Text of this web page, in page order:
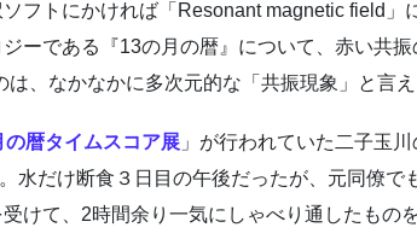
フトにかければ「Resonant magnetic field」
ーである『13の月の暦』について、赤い共
、なかなかに多次元的な「共振現象」と言え
の暦タイムスコア展 」が行われていた二子玉
水だけ断食３日目の午後だったが、元同僚で
けて、2時間余り一気にしゃべり通したもの